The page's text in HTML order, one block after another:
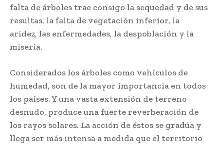
falta de árboles trae consigo la sequedad y de sus
resultas, la falta de vegetación inferior, la
aridez, las enfermedades, la despoblación y la
miseria.
Considerados los árboles como vehículos de
humedad, son de la mayor importancia en todos
los países. Y una vasta extensión de terreno
desnudo, produce una fuerte reverberación de
los rayos solares. La acción de éstos se gradúa y
llega ser más intensa a medida que el territorio